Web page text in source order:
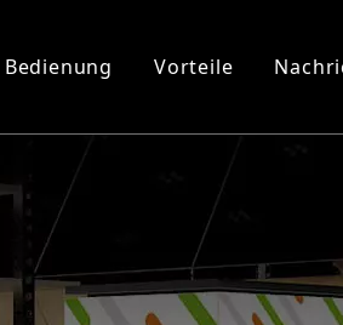
Bedienung Vorteile